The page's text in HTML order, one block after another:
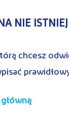
pracodawcy
404
NIE
chcesz